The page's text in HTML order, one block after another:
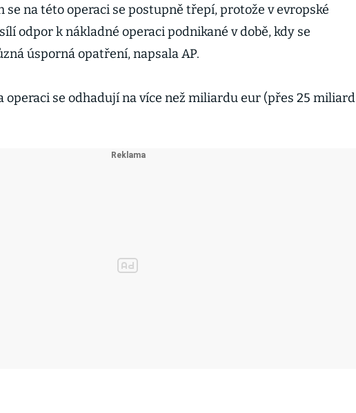
se na této operaci se postupně třepí, protože v evropské
odpor k nákladné operaci podnikané v době, kdy se
úsporná opatření, napsala AP.
operaci se odhadují na více než miliardu eur (přes 25 miliard